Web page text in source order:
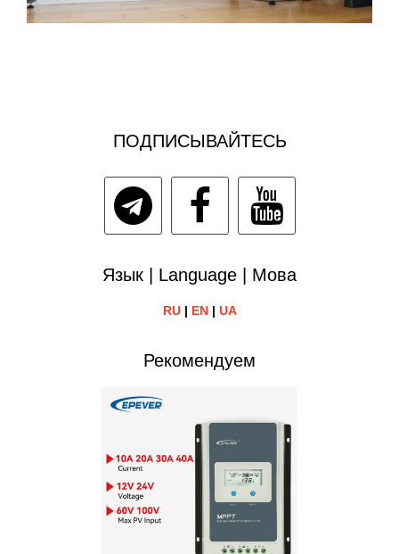
ПОДПИСЫВАЙТЕСЬ
Язык | Language | Мова
RU| EN| UA
Рекомендуем